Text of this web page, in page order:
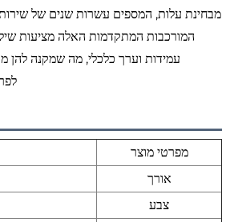
מבחינת עלות, המספים עשרות שנים של
המורכבות המתקדמות האלה מציעות
עמידות וערך כלכלי, מה שמקנה להן
מפרטי מוצר
אורך
צבע